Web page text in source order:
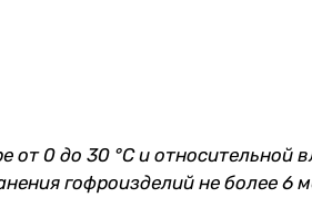
0 до 30 °C и относительной
гофроизделий не более 6